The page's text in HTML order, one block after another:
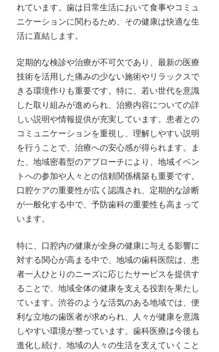
れています。歯は日常生活において食事やコミュ
ニケーションに関わるため、その健康は快適な生
活に直結します。
定期的な検診や治療が不可欠であり、最新の医療
技術を活用した痛みの少ない施術やリラックスで
きる環境作りも重要です。特に、若い世代を意識
した取り組みが進められ、治療内容についての詳
しい説明や情報提供が充実しています。患者との
コミュニケーションを重視し、理解しやすい説明
を行うことで、治療への安心感が得られます。ま
た、地域密着型のアプローチにより、地域イベン
トへの参加や人々との信頼関係構築も重要です。
口腔ケアの重要性が広く認識され、定期的な診断
が一般化する中で、予防歯科の重要性も高まって
います。
特に、口腔内の健康が全身の健康に与える影響に
対する関心が高まる中で、地域の歯科医院は、患
者一人ひとりのニーズに応じたサービスを提供す
ることで、地域全体の健康を支える役割を果たし
ています。渋谷のような活気のある地域では、便
利な立地の歯医者が求められ、人々が健康を意識
しやすい環境が整っています。歯科医療は今後も
進化し続け、地域の人々の生活を支えていくこと